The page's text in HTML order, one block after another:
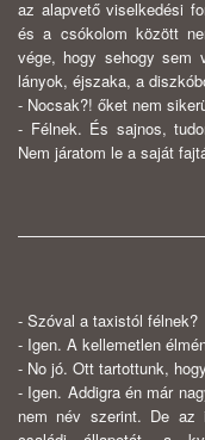
az alapvető viselkedési
és a csókolom között
vége, hogy sehogy sem
lányok, éjszaka, a
- Nocsak?! őket nem
- Félnek. És sajnos,
Nem járatom le a saját
- Szóval a taxistól félnek?
- Igen. A kellemetlen
- No jó. Ott tartottunk,
- Igen. Addigra én már
nem név szerint. De az